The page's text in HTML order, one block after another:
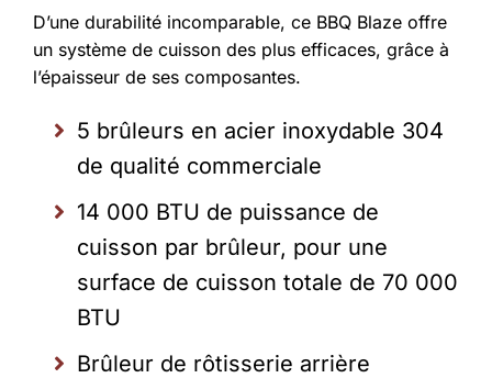
D’une durabilité incomparable, ce BBQ Blaze offre
un système de cuisson des plus efficaces, grâce à
l’épaisseur de ses composantes.
5 brûleurs en acier inoxydable 304
de qualité commerciale
14 000 BTU de puissance de
cuisson par brûleur, pour une
surface de cuisson totale de 70 000
BTU
Brûleur de rôtisserie arrière